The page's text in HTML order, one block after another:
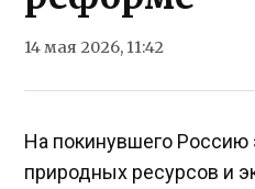
14 мая 2026, 11:42
На покинувшего Россию
природных ресурсов и